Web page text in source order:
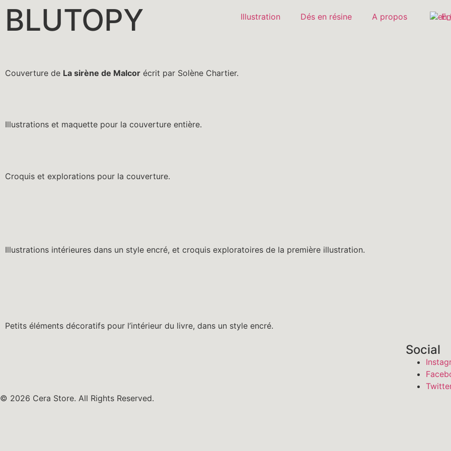
BLUTOPY Illustration Dés en résine A propos
Couverture de La sirène de Malcor écrit par Solène Chartier.
Illustrations et maquette pour la couverture entière.
Croquis et explorations pour la couverture.
Illustrations intérieures dans un style encré, et croquis exploratoires de la première illustration.
Petits éléments décoratifs pour l’intérieur du livre, dans un style encré.
Social
© 2026 Cera Store. All Rights Reserved.